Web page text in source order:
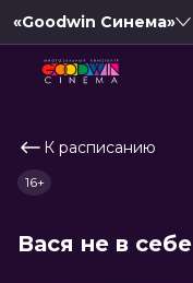
«Goodwin Синема»
К расписанию
Вася не в себе
16+